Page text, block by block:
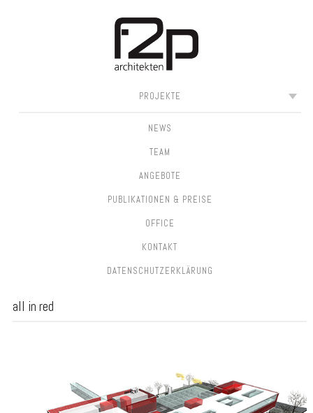
MAIN MENUPROJEKTE
NEWS
TEAM
ANGEBOTE
PUBLIKATIONEN & PREISE
OFFICE
KONTAKT
DATEN­SCHUTZ­ERKLÄRUNG
all in red